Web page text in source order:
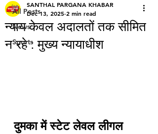
All Posts
News
Sports
न्याय केवल अदालतों तक सीमित
न रहे : मुख्य न्यायाधीश
SANTHAL PARGANA KHABAR
Dec 13, 2025 2 min read
दुमका में स्टेट लेवल लीगल